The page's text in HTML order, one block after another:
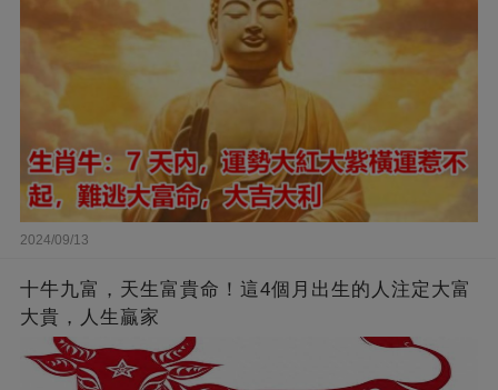
2024/09/13
十牛九富，天生富貴命！這4個月出生的人注定大富
大貴，人生贏家